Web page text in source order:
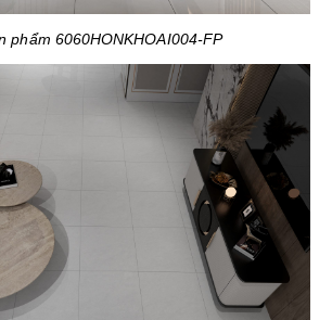
phẩm 6060HONKHOAI004-FP